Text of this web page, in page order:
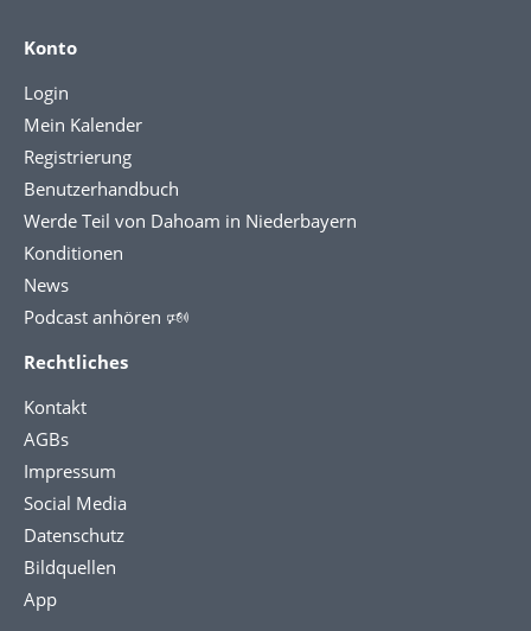
Konto
Login
Mein Kalender
Registrierung
Benutzerhandbuch
Werde Teil von Dahoam in Niederbayern
Konditionen
News
Podcast anhören 🕬
Rechtliches
Kontakt
AGBs
Impressum
Social Media
Datenschutz
Bildquellen
App